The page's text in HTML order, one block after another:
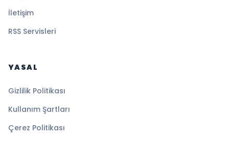
İletişim
RSS Servisleri
YASAL
Gizlilik Politikası
Kullanım Şartları
Çerez Politikası